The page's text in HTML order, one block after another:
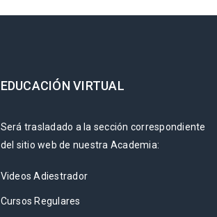
EDUCACIÓN VIRTUAL
Será trasladado a la sección correspondiente
del sitio web de nuestra Academia:
Videos Adiestrador
Cursos Regulares